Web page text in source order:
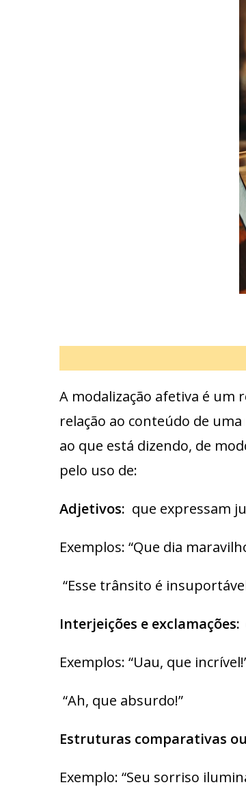
A modalização afetiva é um
relação ao conteúdo de
ao que está dizendo, de
pelo uso de:
Adjetivos: que expressam
Exemplos: “Que dia
“Esse trânsito é
Interjeições e exclamações:
Exemplos: “Uau, que
“Ah, que absurdo!”
Estruturas comparativas
Exemplo: “Seu sorriso